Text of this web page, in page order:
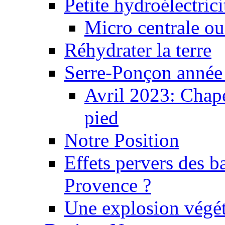
Petite
Micro centrale
Réhydrater la terre
Serre-Ponçon
Avril 2023:
pied
Notre Position
Effets pervers des
Provence ?
Une explosion